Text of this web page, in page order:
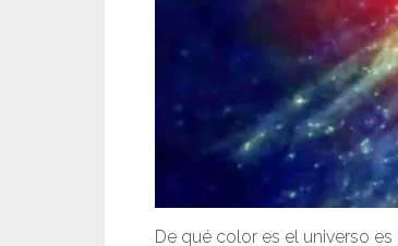
De qué color es el universo